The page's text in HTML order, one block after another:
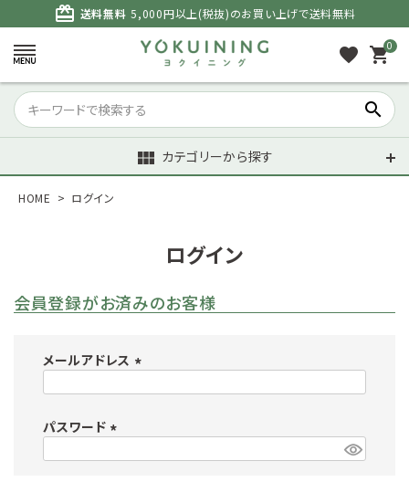
card_giftcard 送料無料 5,000円以上(税抜)のお買い上げで送料無料
favorite 0
shopping_cart
search
view_module カテゴリーから探す
HOME ログイン
ログイン
会員登録がお済みのお客様
メールアドレス
パスワード